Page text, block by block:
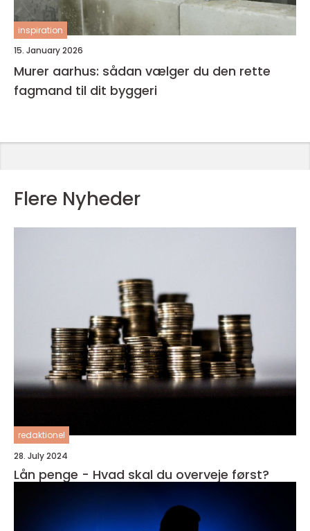
inspiration
15. January 2026
Murer aarhus: sådan vælger du den rette
fagmand til dit byggeri
Flere Nyheder
redaktionel
28. July 2024
Lån penge - Hvad skal du overveje først?